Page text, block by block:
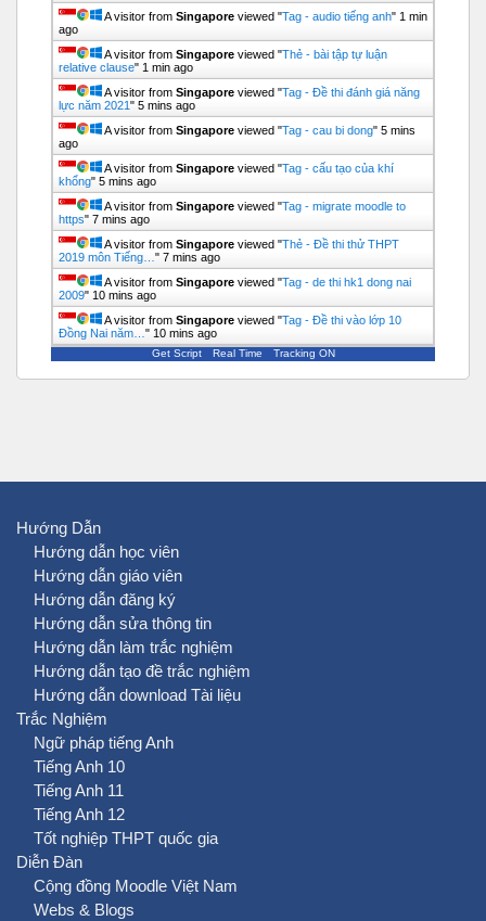
A visitor from Singapore viewed "Tag - audio tiếng anh" 1 min
ago
A visitor from Singapore viewed "Thẻ - bài tập tự luận
relative clause" 1 min ago
A visitor from Singapore viewed "Tag - Đề thi đánh giá năng
lực năm 2021" 5 mins ago
A visitor from Singapore viewed "Tag - cau bi dong" 5 mins
ago
A visitor from Singapore viewed "Tag - cấu tạo của khí
khổng" 5 mins ago
A visitor from Singapore viewed "Tag - migrate moodle to
https" 7 mins ago
A visitor from Singapore viewed "Thẻ - Đề thi thử THPT
2019 môn Tiếng… " 7 mins ago
A visitor from Singapore viewed "Tag - de thi hk1 dong nai
2009" 10 mins ago
A visitor from Singapore viewed "Tag - Đề thi vào lớp 10
Đồng Nai năm… " 10 mins ago
Get Script Real Time Tracking ON
Hướng Dẫn
Hướng dẫn học viên
Hướng dẫn giáo viên
Hướng dẫn đăng ký
Hướng dẫn sửa thông tin
Hướng dẫn làm trắc nghiệm
Hướng dẫn tạo đề trắc nghiệm
Hướng dẫn download Tài liệu
Trắc Nghiệm
Ngữ pháp tiếng Anh
Tiếng Anh 10
Tiếng Anh 11
Tiếng Anh 12
Tốt nghiệp THPT quốc gia
Diễn Đàn
Cộng đồng Moodle Việt Nam
Webs & Blogs